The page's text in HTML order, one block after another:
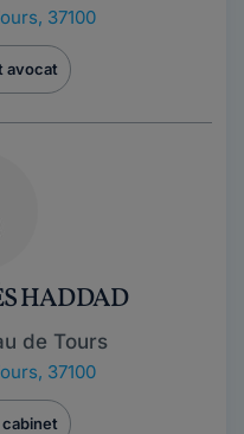
37100
avocat
HADDAD
de Tours
37100